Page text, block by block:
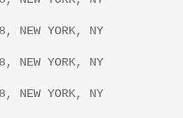
NEW YORK, NY
NEW YORK, NY
NEW YORK, NY